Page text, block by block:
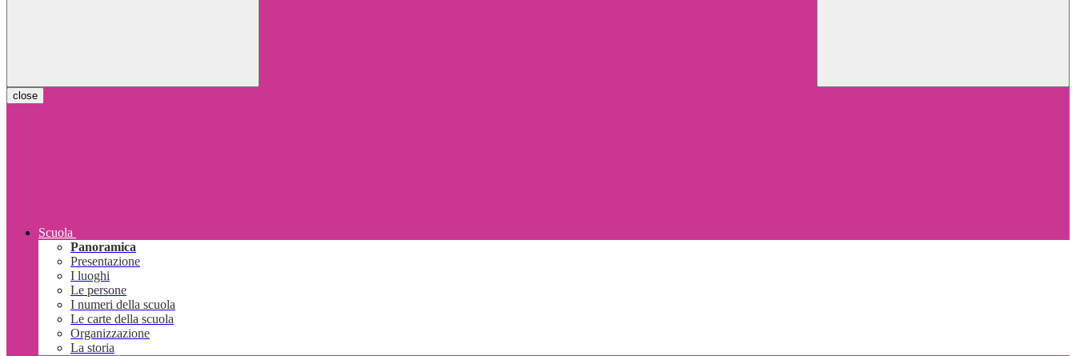
close
Scuola
Panoramica
Presentazione
I luoghi
Le persone
I numeri della scuola
Le carte della scuola
Organizzazione
La storia